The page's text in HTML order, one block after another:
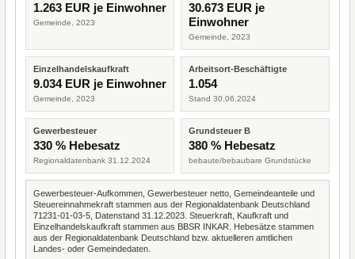
1.263 EUR je Einwohner
Gemeinde, 2023
30.673 EUR je
Einwohner
Gemeinde, 2023
Einzelhandelskaufkraft
9.034 EUR je Einwohner
Gemeinde, 2023
Arbeitsort-Beschäftigte
1.054
Stand 30.06.2024
Gewerbesteuer
330 % Hebesatz
Regionaldatenbank 31.12.2024
Grundsteuer B
380 % Hebesatz
bebaute/bebaubare Grundstücke
Gewerbesteuer-Aufkommen, Gewerbesteuer netto, Gemeindeanteile und
Steuereinnahmekraft stammen aus der Regionaldatenbank Deutschland
71231-01-03-5, Datenstand 31.12.2023. Steuerkraft, Kaufkraft und
Einzelhandelskaufkraft stammen aus BBSR INKAR. Hebesätze stammen
aus der Regionaldatenbank Deutschland bzw. aktuelleren amtlichen
Landes- oder Gemeindedaten.